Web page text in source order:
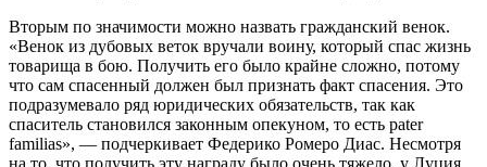
Вторым по значимости можно назвать гражданский венок.
«Венок из дубовых веток вручали воину, который спас жизнь
товарища в бою. Получить его было крайне сложно, потому
что сам спасенный должен был признать факт спасения. Это
подразумевало ряд юридических обязательств, так как
спаситель становился законным опекуном, то есть pater
familias», — подчеркивает Федерико Ромеро Диас. Несмотря
на то, что получить эту награду было очень тяжело, у Луция